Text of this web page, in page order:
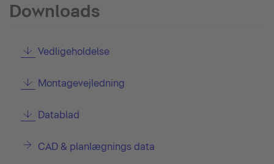
Downloads
Vedligeholdelse
Montagevejledning
Datablad
CAD & planlægnings data